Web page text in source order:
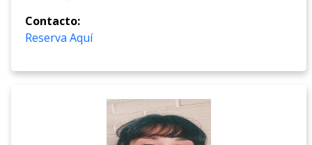
Contacto:
Reserva Aquí